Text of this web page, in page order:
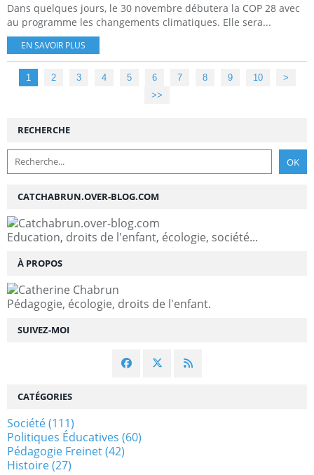
Dans quelques jours, le 30 novembre débutera la COP 28 avec
au programme les changements climatiques. Elle sera...
EN SAVOIR PLUS
1 2 3 4 5 6 7 8 9 10
>
>>
SUIVEZ-MOI
RECHERCHE
CATCHABRUN.OVER-BLOG.COM
Education, droits de l'enfant, écologie, société...
À PROPOS
Pédagogie, écologie, droits de l'enfant.
CATÉGORIES
Société(111)
Politiques Éducatives (60)
Pédagogie Freinet(42)
Histoire(27)